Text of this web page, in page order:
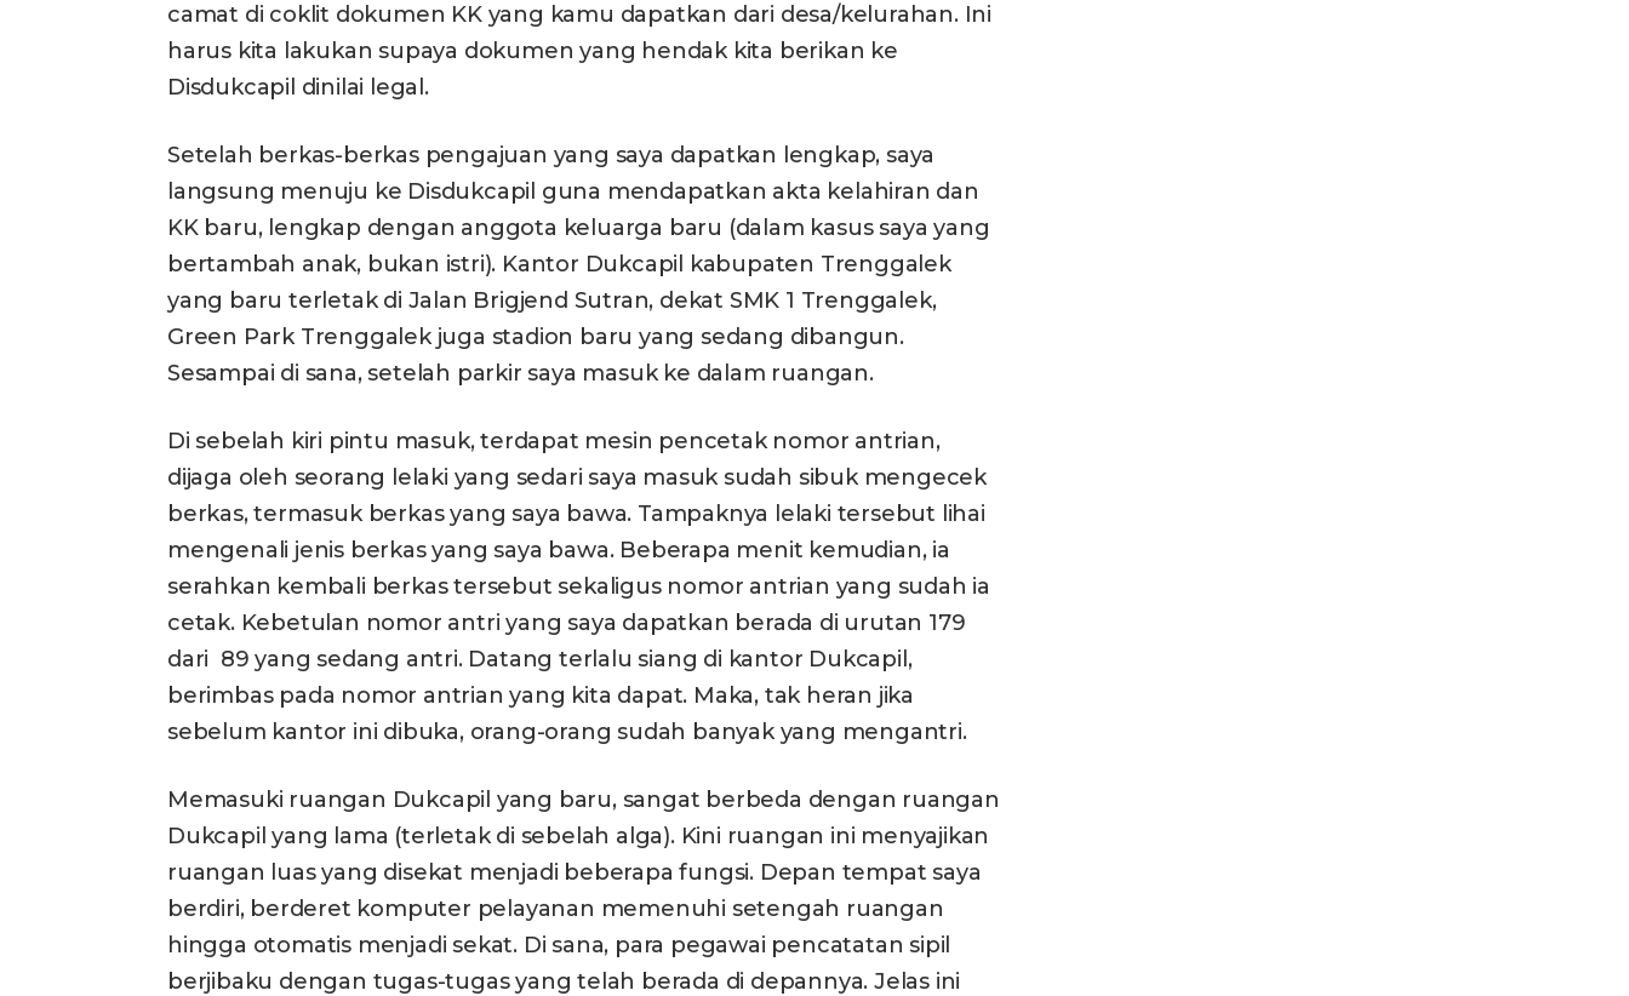
camat di coklit dokumen KK yang kamu dapatkan dari desa/kelurahan. Ini
harus kita lakukan supaya dokumen yang hendak kita berikan ke
Disdukcapil dinilai legal.
Setelah berkas-berkas pengajuan yang saya dapatkan lengkap, saya
langsung menuju ke Disdukcapil guna mendapatkan akta kelahiran dan
KK baru, lengkap dengan anggota keluarga baru (dalam kasus saya yang
bertambah anak, bukan istri). Kantor Dukcapil kabupaten Trenggalek
yang baru terletak di Jalan Brigjend Sutran, dekat SMK 1 Trenggalek,
Green Park Trenggalek juga stadion baru yang sedang dibangun.
Sesampai di sana, setelah parkir saya masuk ke dalam ruangan.
Di sebelah kiri pintu masuk, terdapat mesin pencetak nomor antrian,
dijaga oleh seorang lelaki yang sedari saya masuk sudah sibuk mengecek
berkas, termasuk berkas yang saya bawa. Tampaknya lelaki tersebut lihai
mengenali jenis berkas yang saya bawa. Beberapa menit kemudian, ia
serahkan kembali berkas tersebut sekaligus nomor antrian yang sudah ia
cetak. Kebetulan nomor antri yang saya dapatkan berada di urutan 179
dari 89 yang sedang antri. Datang terlalu siang di kantor Dukcapil,
berimbas pada nomor antrian yang kita dapat. Maka, tak heran jika
sebelum kantor ini dibuka, orang-orang sudah banyak yang mengantri.
Memasuki ruangan Dukcapil yang baru, sangat berbeda dengan ruangan
Dukcapil yang lama (terletak di sebelah alga). Kini ruangan ini menyajikan
ruangan luas yang disekat menjadi beberapa fungsi. Depan tempat saya
berdiri, berderet komputer pelayanan memenuhi setengah ruangan
hingga otomatis menjadi sekat. Di sana, para pegawai pencatatan sipil
berjibaku dengan tugas-tugas yang telah berada di depannya. Jelas ini